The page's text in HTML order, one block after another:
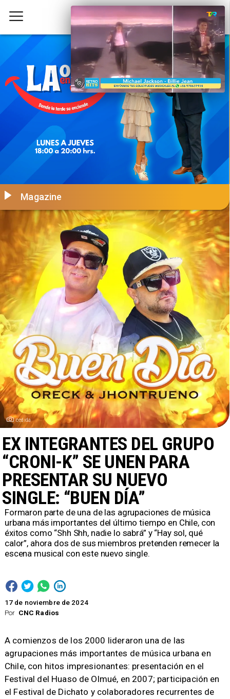
cedida
Por CNC Radios
EX INTEGRANTES DEL GRUPO
“CRONI-K” SE UNEN PARA
PRESENTAR SU NUEVO
SINGLE: “BUEN DÍA”
Magazine
17 de noviembre de 2024
​Formaron parte de una de las agrupaciones de música
urbana más importantes del último tiempo en Chile, con
éxitos como “Shh Shh, nadie lo sabrá” y “Hay sol, qué
calor”, ahora dos de sus miembros pretenden remecer la
escena musical con este nuevo single.
A comienzos de los 2000 lideraron una de las
agrupaciones más importantes de música urbana en
Chile, con hitos impresionantes: presentación en el
Festival del Huaso de Olmué, en 2007; participación en
el Festival de Dichato y colaboradores recurrentes de